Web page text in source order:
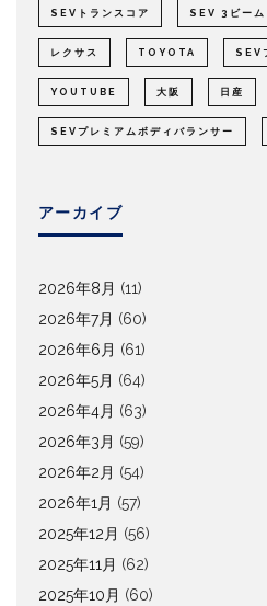
SEVトランスコア SEV 3ビーム
レクサス TOYOTA SEV
YOUTUBE 大阪 日産
SEVプレミアムボディバランサー
アーカイブ
2026年8月 (11)
2026年7月 (60)
2026年6月 (61)
2026年5月 (64)
2026年4月 (63)
2026年3月 (59)
2026年2月 (54)
2026年1月 (57)
2025年12月 (56)
2025年11月 (62)
2025年10月 (60)